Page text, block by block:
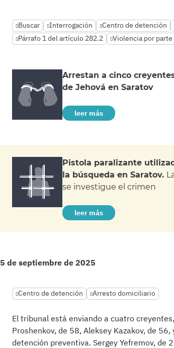
Buscar Interrogación Centro de detención
Párrafo 1 del artículo 282.2
Violencia por
Arrestan a cinco
de Jehová en Saratov
leer más
Pistola paralizante
la búsqueda en Saratov.
se investigue el crimen
leer más
5 de septiembre de 2025
Centro de detención Arresto domiciliario
El tribunal está enviando a cuatro
Proshenkov, de 58, Aleksey Kazakov, de
detención preventiva. Sergey Yefremov, de